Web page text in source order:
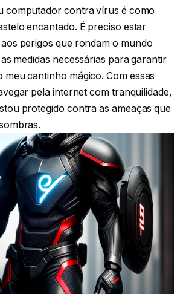
computador contra vírus é como
encantado. É preciso estar
perigos que rondam o mundo
medidas necessárias para garantir
meu cantinho mágico. Com essas
pela internet com tranquilidade,
protegido contra as ameaças que